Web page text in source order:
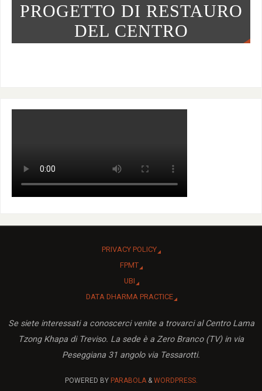
PROGETTO DI RESTAURO
DEL CENTRO
PRIVACY POLICY
FPMT
UBI
DATA DHARMA PRACTICE
Se siete interessati a conoscerci venite a trovarci al Centro Lama
Tzong Khapa di Treviso. La sede è a Zero Branco (TV) in via
Peseggiana 31 angolo via Tessarotti.
POWERED BY PARABOLA& WORDPRESS.